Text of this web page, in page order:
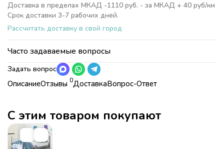
ОписаниеОтзывы 0ДоставкаВопрос-Ответ
Коллекция
Матрасы для кроватей от фабрики
Страна
Страна
Доставка в пределах МКАД -1110 руб. - за МКАД + 40 руб/км
Срок доставки 3-7 рабочих дней.
Рассчитать доставку в свой город
Часто задаваемые вопросы
Задать вопрос
С этим товаром покупают